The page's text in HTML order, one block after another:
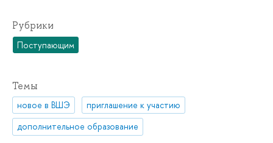
Рубрики
Поступающим
Темы
новое в ВШЭ
приглашение к участию
дополнительное образование